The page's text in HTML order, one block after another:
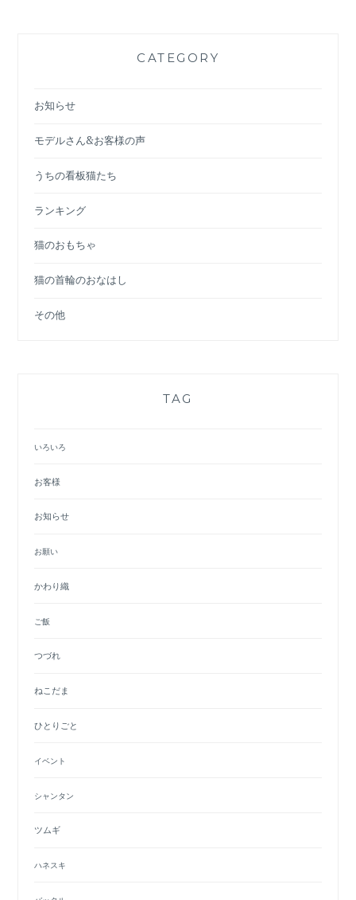
CATEGORY
お知らせ
モデルさん&お客様の声
うちの看板猫たち
ランキング
猫のおもちゃ
猫の首輪のおなはし
その他
TAG
いろいろ
お客様
お知らせ
お願い
かわり織
ご飯
つづれ
ねこだま
ひとりごと
イベント
シャンタン
ツムギ
ハネスキ